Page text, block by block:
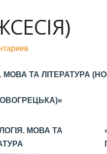
МОВА ТА ЛІТЕРАТУРА
МОВА ТА